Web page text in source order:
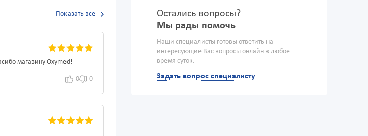
Показать все
магазину Oxymed!
0 0
Остались вопросы?
Мы рады помочь
Наши специалисты готовы ответить на
интересующие Вас вопросы онлайн в любое
время суток.
Задать вопрос специалисту